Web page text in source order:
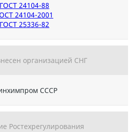
ГОСТ 24104-88
24104-2001
ГОСТ 25336-82
организацией СНГ
СССР
Ростехрегулирования